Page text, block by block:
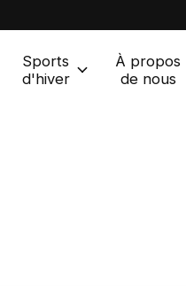
Sports
d'hiver
À propos
de nous